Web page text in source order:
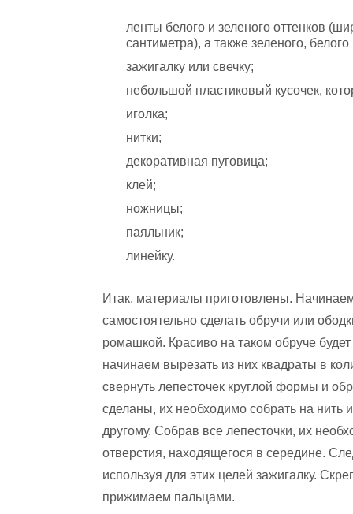
ленты белого и зеленого оттенков
сантиметра), а также зеленого,
зажигалку или свечку;
небольшой пластиковый кусочек,
иголка;
нитки;
декоративная пуговица;
клей;
ножницы;
паяльник;
линейку.
Итак, материалы приготовлены.
самостоятельно сделать обручи или
ромашкой. Красиво на таком обруче
начинаем вырезать из них квадраты в
свернуть лепесточек круглой формы и
сделаны, их необходимо собрать на
другому. Собрав все лепесточки, их
отверстия, находящегося в середине.
используя для этих целей зажигалку.
прижимаем пальцами.